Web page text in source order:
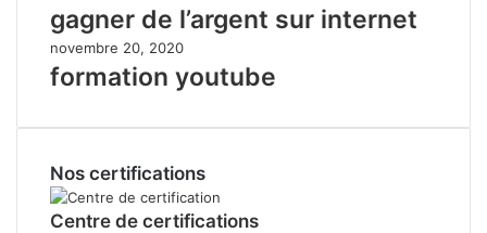
gagner de l’argent sur internet
novembre 20, 2020
formation youtube
Nos certifications
Centre de certifications